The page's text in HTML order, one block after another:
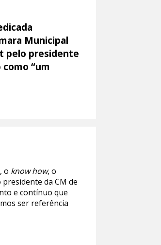
Municipal
pelo presidente
“um
o know how, o
da CM de
e contínuo que
ser referência